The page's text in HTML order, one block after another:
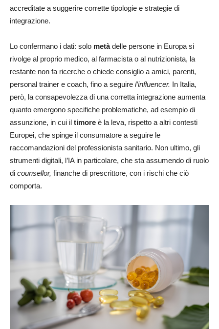
accreditate a suggerire corrette tipologie e strategie di
integrazione.
Lo confermano i dati: solo metàdelle persone in Europa si
rivolge al proprio medico, al farmacista o al nutrizionista, la
restante non fa ricerche o chiede consiglio a amici, parenti,
personal trainer e coach, fino a seguire l’influencer. In Italia,
però, la consapevolezza di una corretta integrazione aumenta
quanto emergono specifiche problematiche, ad esempio di
assunzione, in cui il timore è la leva, rispetto a altri contesti
Europei, che spinge il consumatore a seguire le
raccomandazioni del professionista sanitario. Non ultimo, gli
strumenti digitali, l’IA in particolare, che sta assumendo di ruolo
di counsellor, finanche di prescrittore, con i rischi che ciò
comporta.